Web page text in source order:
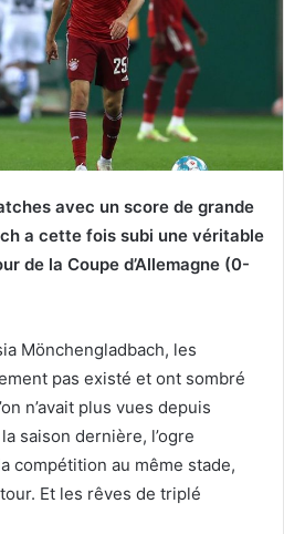
avec un score de grande
a cette fois subi une véritable
de la Coupe d’Allemagne (0-
Mönchengladbach, les
pas existé et ont sombré
n’avait plus vues depuis
saison dernière, l’ogre
compétition au même stade,
Et les rêves de triplé